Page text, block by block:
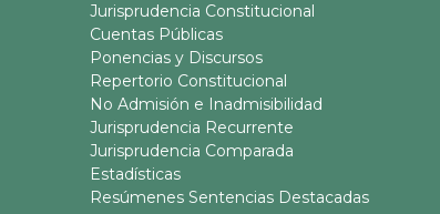
Jurisprudencia Constitucional
Cuentas Públicas
Ponencias y Discursos
Repertorio Constitucional
No Admisión e Inadmisibilidad
Jurisprudencia Recurrente
Jurisprudencia Comparada
Estadísticas
Resúmenes Sentencias Destacadas